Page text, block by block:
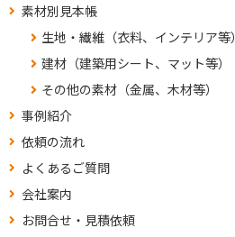
素材別見本帳
生地・繊維（衣料、インテリア等）
建材（建築用シート、マット等）
その他の素材（金属、木材等）
事例紹介
依頼の流れ
よくあるご質問
会社案内
お問合せ・見積依頼